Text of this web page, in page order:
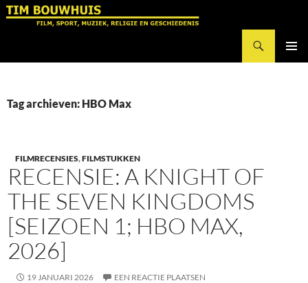
Ga
Tag archieven: HBO Max
FILMRECENSIES,FILMSTUKKEN
RECENSIE: A KNIGHT OF
THE SEVEN KINGDOMS
[SEIZOEN 1; HBO MAX,
2026]
19 JANUARI 2026 EEN REACTIE PLAATSEN